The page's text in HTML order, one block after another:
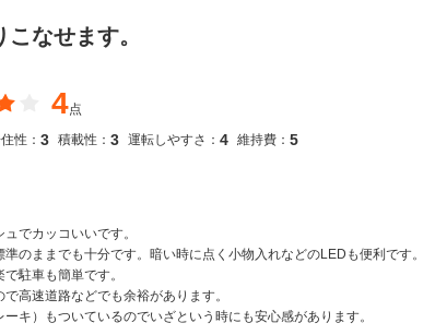
なせます。
4点
性： 3 積載性： 3 運転しやすさ： 4 維持費： 5
でカッコいいです。
のままでも十分です。暗い時に点く小物入れなどのLEDも便利です。
駐車も簡単です。
高速道路などでも余裕があります。
キ）もついているのでいざという時にも安心感があります。